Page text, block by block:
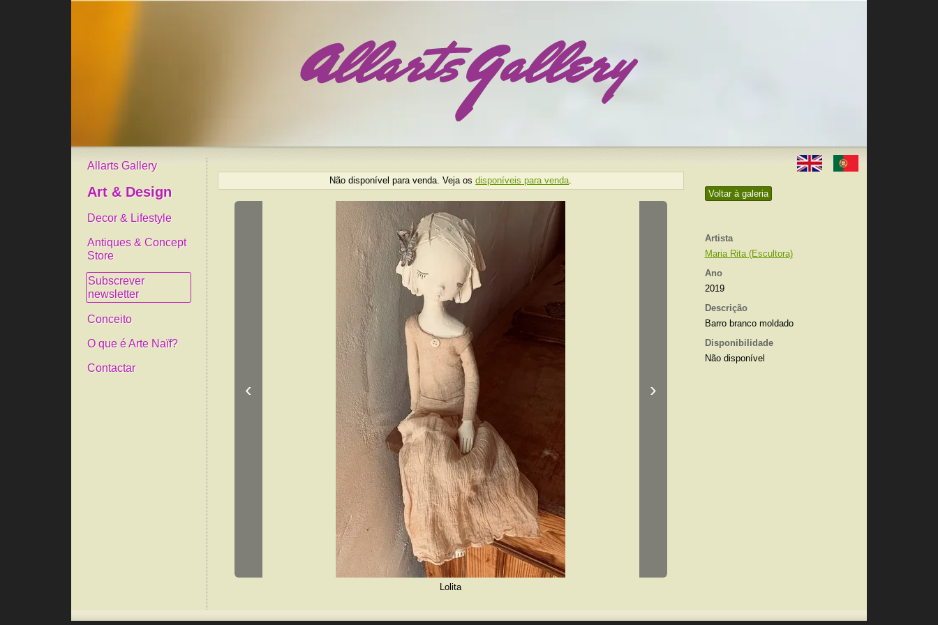
Allarts Gallery
Art & Design
Decor & Lifestyle
Antiques & Concept
Store
Subscrever
newsletter
Conceito
O que é Arte Naïf?
Contactar
Voltar à galeria
Artista
Maria Rita (Escultora)
Ano
2019
Descrição
Barro branco moldado
Disponibilidade
Não disponível
Não disponível para venda. Veja osdisponíveis para venda
‹ ›
Lolita